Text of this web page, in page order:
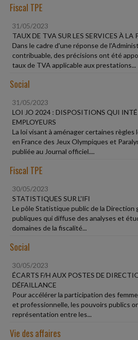
Fiscal TPE
31/05/2023
TAUX DE TVA SUR LES SERVICES À LA
Dans le cadre d'une réponse de
contribuable, des précisions ont été
taux de TVA applicable aux prestations...
Social
31/05/2023
LOI JO 2024 : DISPOSITIONS QUI
EMPLOYEURS
La loi visant à aménager certaines règles
en France des Jeux Olympiques et
publiée au Journal officiel....
Fiscal TPE
30/05/2023
STATISTIQUES SUR L'IFI
Le pôle Statistique public de la Direction
publiques qui diffuse des analyses et
domaines de la fiscalité...
Social
30/05/2023
ÉCARTS F/H AUX POSTES DE
DÉFAILLANCE
Pour accélérer la participation des
et professionnelle, les pouvoirs publics
représentation entre les...
Vie des affaires